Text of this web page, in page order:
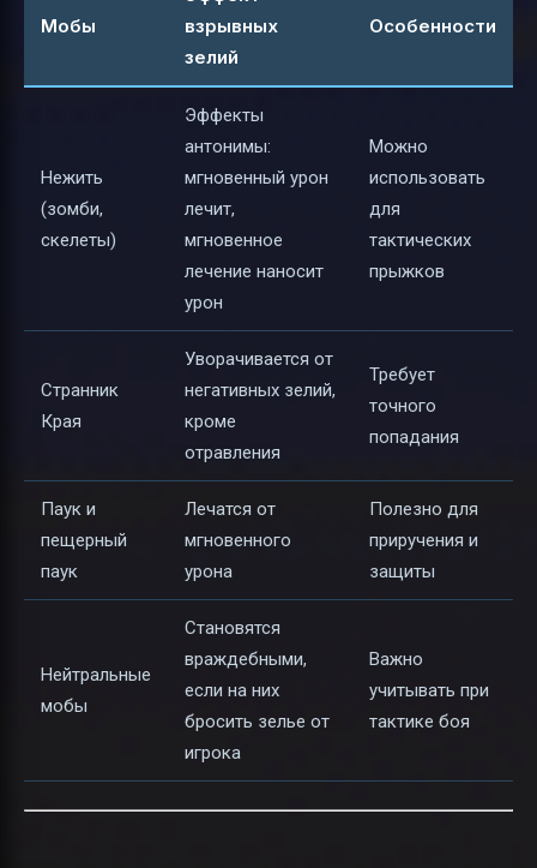
Мобы
взрывных
зелий
Особенности
Нежить
(зомби,
скелеты)
Эффекты
антонимы:
мгновенный урон
лечит,
мгновенное
лечение наносит
урон
Можно
использовать
для
тактических
прыжков
Странник
Края
Уворачивается от
негативных зелий,
кроме
отравления
Требует
точного
попадания
Паук и
пещерный
паук
Лечатся от
мгновенного
урона
Полезно для
приручения и
защиты
Нейтральные
мобы
Становятся
враждебными,
если на них
бросить зелье от
игрока
Важно
учитывать при
тактике боя